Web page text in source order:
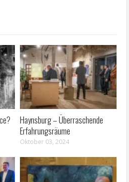
Jahrgang 1953, wohnt in Zeitz.
Enthusiast ist in Sachen Web,
Layout als Autodidakt unterwegs.
seit 23. Februar 2011.